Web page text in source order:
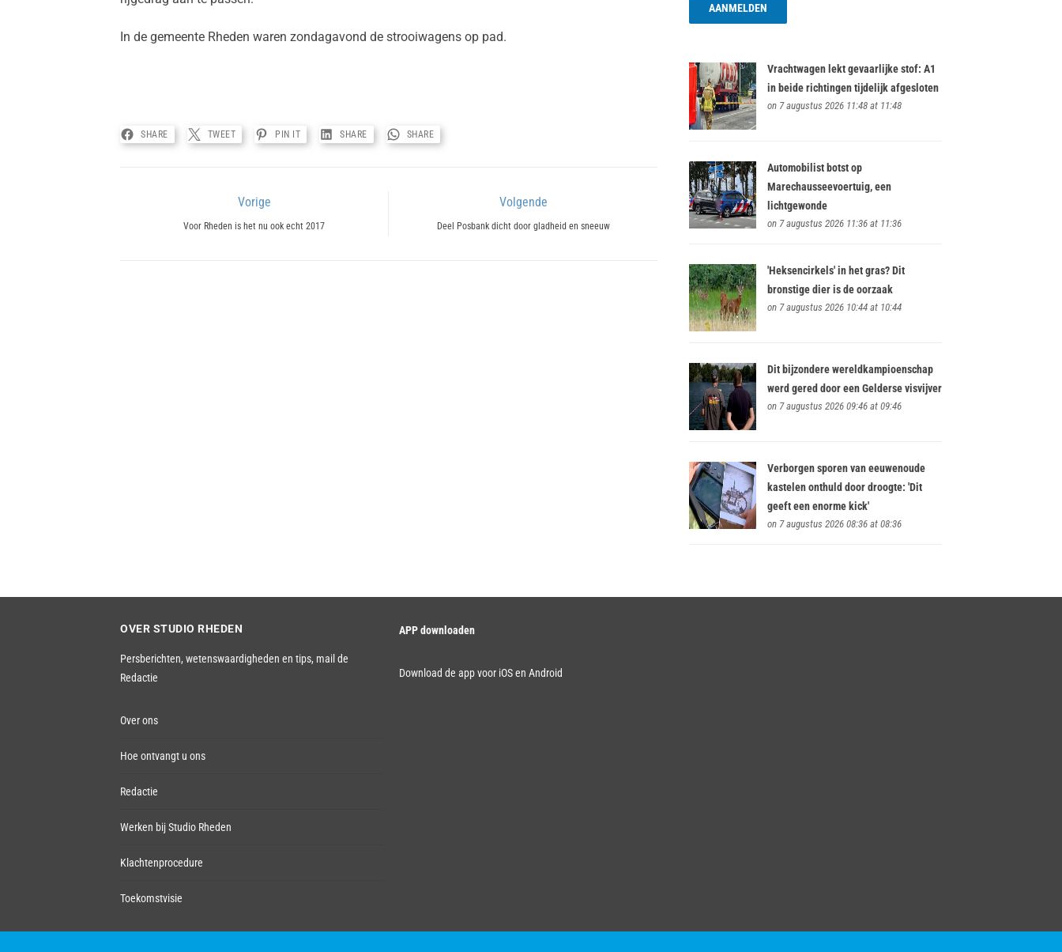
In de gemeente Rheden waren zondagavond de strooiwagens op pad.
SHARE TWEET PIN IT SHARE SHARE
navigatie
Vorige
Previous
Voor Rheden is het nu ook echt 2017
Volgende
Next
Deel Posbank dicht door gladheid en sneeuw
Vrachtwagen lekt gevaarlijke stof: A1
in beide richtingen tijdelijk afgesloten
on 7 augustus 2026 11:48 at 11:48
Automobilist botst op
Marechausseevoertuig, een
lichtgewonde
on 7 augustus 2026 11:36 at 11:36
'Heksencirkels' in het gras? Dit
bronstige dier is de oorzaak
on 7 augustus 2026 10:44 at 10:44
Dit bijzondere wereldkampioenschap
werd gered door een Gelderse visvijver
on 7 augustus 2026 09:46 at 09:46
Verborgen sporen van eeuwenoude
kastelen onthuld door droogte: 'Dit
geeft een enorme kick'
on 7 augustus 2026 08:36 at 08:36
OVER STUDIO RHEDEN
Persberichten, wetenswaardigheden en tips, mail de
Redactie
Over ons
Hoe ontvangt u ons
Redactie
Werken bij Studio Rheden
Klachtenprocedure
Toekomstvisie
APP downloaden
Download de app voor iOS en Android